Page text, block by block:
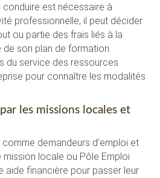
conduire est nécessaire à
professionnelle, il peut décider
ou partie des frais liés à la
son plan de formation.
du service des ressources
pour connaître les modalités
les missions locales et
demandeurs d’emploi et
locale ou Pôle Emploi
aide financière pour passer leur